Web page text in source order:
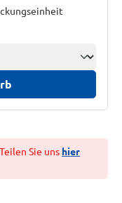
Sie uns hier